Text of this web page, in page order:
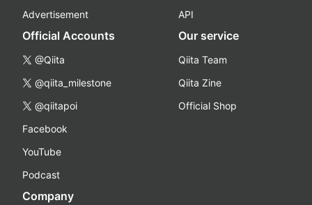
Advertisement
API
Official Accounts
@Qiita
@qiita_milestone
@qiitapoi
Facebook
YouTube
Podcast
Our service
Qiita Team
Qiita Zine
Official Shop
Company